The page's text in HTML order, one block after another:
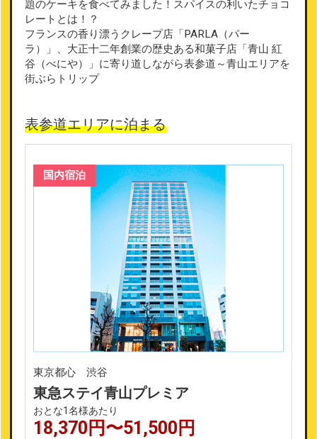
題のケーキを食べてみました！スパイスの利いたチョコ
レートとは！？
フランスの香り漂うクレープ店「PARLA（パー
ラ）」、大正十二年創業の歴史ある和菓子店「青山 紅
谷（べにや）」に寄り道しながら表参道～青山エリアを
街ぶらトリップ
表参道エリアに泊まる
国内宿泊
東京都心 渋谷
東急ステイ青山プレミア
おとな1名様あたり
18,370円〜51,500円